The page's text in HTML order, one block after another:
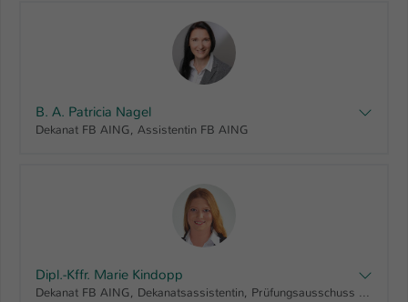
B. A. Patricia Nagel
Dekanat FB AING, Assistentin FB AING
Dipl.-Kffr. Marie Kindopp
Dekanat FB AING, Dekanatsassistentin, Prüfungsausschuss AING Bachelor, Prüfungsausschuss AING Master